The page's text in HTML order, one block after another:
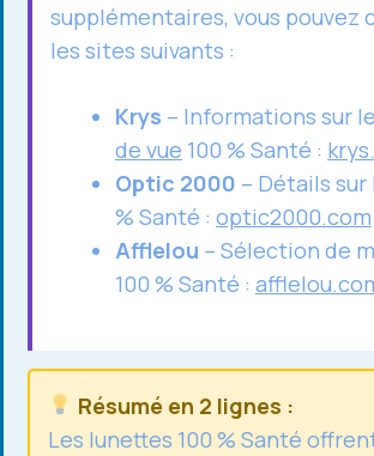
supplémentaires, vous pouvez
les sites suivants :
Krys – Informations sur
de vue 100 % Santé :
Optic 2000 – Détails sur
% Santé : optic2000.com
Afflelou – Sélection de
100 % Santé :
Résumé en 2 lignes :
Les lunettes 100 % Santé